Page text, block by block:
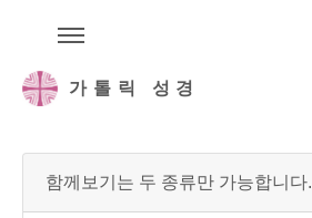
가톨릭 성경
함께보기는 두 종류만 가능합니다.